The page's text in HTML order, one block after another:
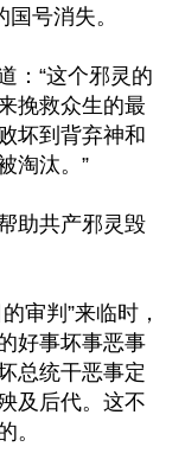
号消失。
：“这个邪灵的
挽救众生的最
坏到背弃神和
淘汰。”
助共产邪灵毁
审判”来临时，
好事坏事恶事
总统干恶事定
及后代。这不
。